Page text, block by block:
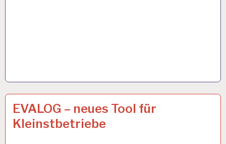
ARBEIT
UND
GESUNDHEIT…
EVALOG – neues Tool für
Kleinstbetriebe
15 MÄRZ 2019